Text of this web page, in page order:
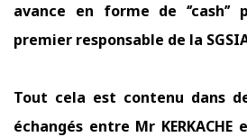
avance en forme de
premier responsable de la
Tout cela est contenu dans
échangés entre Mr